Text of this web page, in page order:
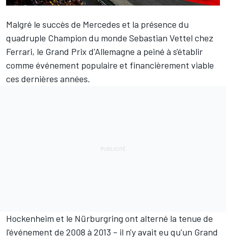
Malgré le succès de Mercedes et la présence du
quadruple Champion du monde Sebastian Vettel chez
Ferrari, le Grand Prix d'Allemagne a peiné à s'établir
comme événement populaire et financièrement viable
ces dernières années.
Hockenheim et le Nürburgring ont alterné la tenue de
l'événement de 2008 à 2013 – il n'y avait eu qu'un Grand